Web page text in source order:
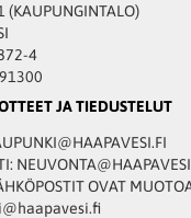
(KAUPUNGINTALO)
4
JA TIEDUSTELUT
OVAT